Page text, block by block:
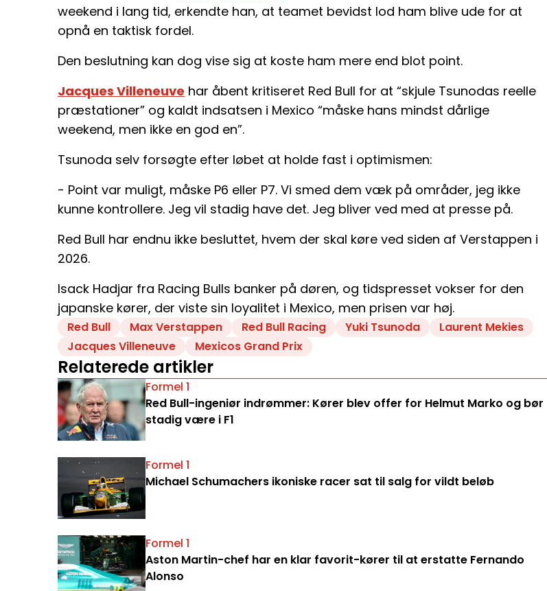
weekend i lang tid, erkendte han, at teamet bevidst lod ham blive ude for at
opnå en taktisk fordel.
Den beslutning kan dog vise sig at koste ham mere end blot point.
Jacques Villeneuve har åbent kritiseret Red Bull for at “skjule Tsunodas reelle
præstationer” og kaldt indsatsen i Mexico “måske hans mindst dårlige
weekend, men ikke en god en”.
Tsunoda selv forsøgte efter løbet at holde fast i optimismen:
- Point var muligt, måske P6 eller P7. Vi smed dem væk på områder, jeg ikke
kunne kontrollere. Jeg vil stadig have det. Jeg bliver ved med at presse på.
Red Bull har endnu ikke besluttet, hvem der skal køre ved siden af Verstappen i
2026.
Isack Hadjar fra Racing Bulls banker på døren, og tidspresset vokser for den
japanske kører, der viste sin loyalitet i Mexico, men prisen var høj.
Red Bull Max Verstappen Red Bull Racing Yuki Tsunoda
Laurent Mekies
Jacques Villeneuve
Mexicos Grand Prix
Relaterede artikler
Formel 1
Red Bull-ingeniør indrømmer: Kører blev offer for Helmut Marko og bør
stadig være i F1
Formel 1
Michael Schumachers ikoniske racer sat til salg for vildt beløb
Formel 1
Aston Martin-chef har en klar favorit-kører til at erstatte Fernando
Alonso